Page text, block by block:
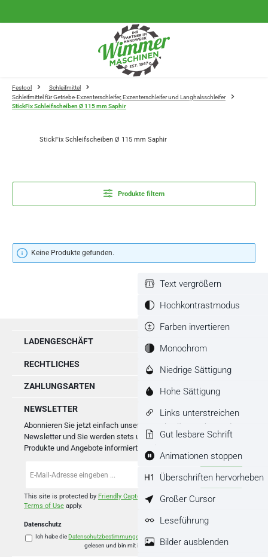
Festool
Schleifmittel
Schleifmittel für Getriebe-Exzenterschleifer, Exzenterschleifer und Langhalsschleifer
StickFix Schleifscheiben Ø 115 mm Saphir
StickFix Schleifscheiben Ø 115 mm Saphir
Produkte filtern
Keine Produkte gefunden.
LADENGESCHÄFT
RECHTLICHES
ZAHLUNGSARTEN
NEWSLETTER
Abonnieren Sie jetzt einfach unseren regelmäßig erscheinenden
Newsletter und Sie werden stets unter den Ersten sein, über neue
Produkte und Angebote informiert werden.
Mail-
*
This site is protected by Friendly Captchaand itsPrivacy Policyand
Terms of Use apply.
Datenschutz
Ich habe dieDatenschutzbestimmungen zur Kenntnis genommen und die
gelesen und bin mit ihnen einverstanden.*
Text vergrößern
Hochkontrastmodus
Farben invertieren
Monochrom
Niedrige Sättigung
Hohe Sättigung
Links unterstreichen
Gut lesbare Schrift
Animationen stoppen
Überschriften hervorheben
Großer Cursor
Leseführung
Bilder ausblenden